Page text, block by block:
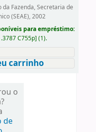
Fazenda, Secretaria de
(SEAE), 2002
para empréstimo:
C755p] (1).
carrinho
o
de